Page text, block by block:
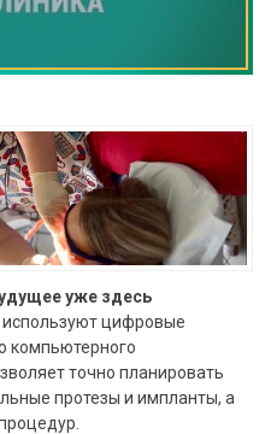
уже здесь
цифровые
компьютерного
точно планировать
протезы и импланты, а